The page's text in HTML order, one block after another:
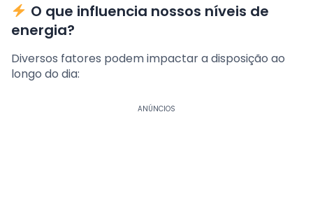
O que influencia nossos níveis de
energia?
Diversos fatores podem impactar a disposição ao
longo do dia:
ANÚNCIOS